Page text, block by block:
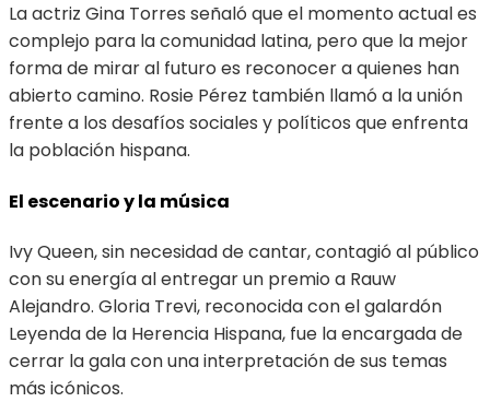
La actriz Gina Torres señaló que el momento actual es
complejo para la comunidad latina, pero que la mejor
forma de mirar al futuro es reconocer a quienes han
abierto camino. Rosie Pérez también llamó a la unión
frente a los desafíos sociales y políticos que enfrenta
la población hispana.
El escenario y la música
Ivy Queen, sin necesidad de cantar, contagió al público
con su energía al entregar un premio a Rauw
Alejandro. Gloria Trevi, reconocida con el galardón
Leyenda de la Herencia Hispana, fue la encargada de
cerrar la gala con una interpretación de sus temas
más icónicos.